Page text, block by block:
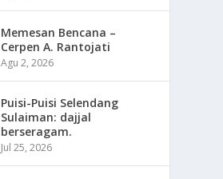
Memesan Bencana –
Cerpen A. Rantojati
Agu 2, 2026
Puisi-Puisi Selendang
Sulaiman: dajjal
berseragam.
Jul 25, 2026